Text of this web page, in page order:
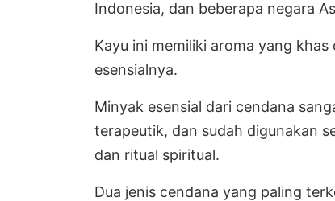
Indonesia, dan beberapa negara
Kayu ini memiliki aroma yang
esensialnya.
Minyak esensial dari cendana
terapeutik, dan sudah digunakan
dan ritual spiritual.
Dua jenis cendana yang paling